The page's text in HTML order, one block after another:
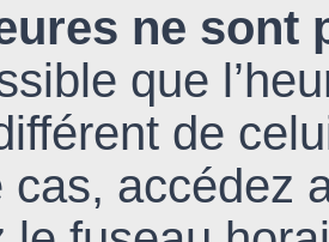
ne sont
que
de
cas, accédez